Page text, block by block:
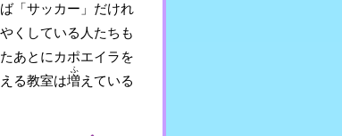
「サッカー」だけれ
くしている人たちも
あとにカポエイラを
る教室は増
ふ
えている